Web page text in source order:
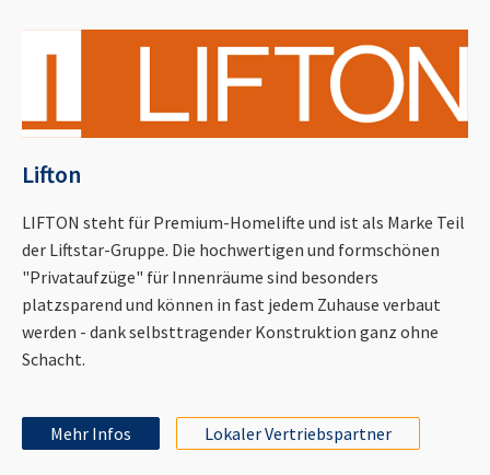
Lifton
LIFTON steht für Premium-Homelifte und ist als Marke Teil
der Liftstar-Gruppe. Die hochwertigen und formschönen
"Privataufzüge" für Innenräume sind besonders
platzsparend und können in fast jedem Zuhause verbaut
werden - dank selbsttragender Konstruktion ganz ohne
Schacht.
Mehr Infos Lokaler Vertriebspartner